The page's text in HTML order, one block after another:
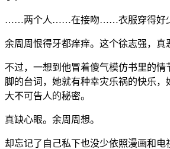
……两个人……在接吻……衣服穿得
余周周恨得牙都痒痒。这个徐志强，真
不过，一想到他冒着傻气模仿书里的情
脚的台词，她就有种幸灾乐祸的快乐，
大不可告人的秘密。
真缺心眼。余周周想。
却忘记了自己私下也没少依照漫画和电